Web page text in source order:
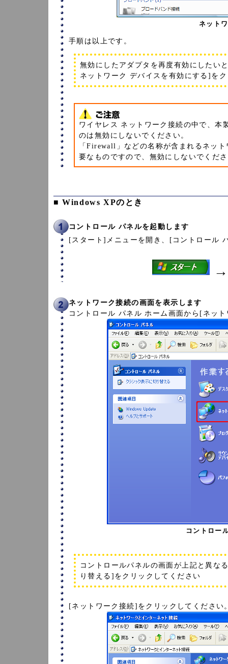
ネット
手順は以上です。
無効にしたアダプタを再度有効にしたい
ネットワーク デバイスを有効にする]を
ワイヤレス ネットワーク接続の中で、
のは無効にしないでください。
「Firewall」などの名称が含まれるネッ
要なものですので、無効にしないでくだ
■ Windows XPのとき
コントロール パネルを起動します
[スタート]メニューを開き、[コントロール
ネットワーク接続の画面を表示します
コントロール パネル ホーム画面から[ネッ
コントロー
コントロールパネルの画面が上記と異な
り替える]をクリックしてください
[ネットワーク接続]をクリックしてください